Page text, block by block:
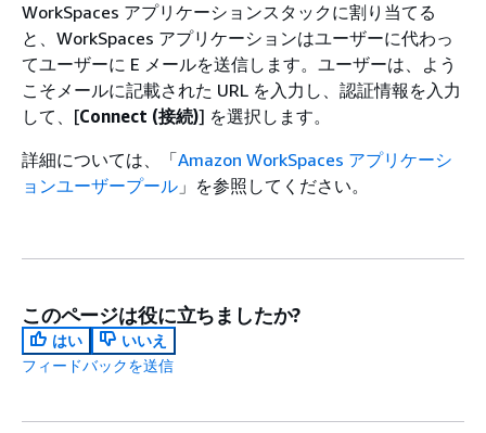
WorkSpaces アプリケーションスタックに割り当てる
と、WorkSpaces アプリケーションはユーザーに代わっ
てユーザーに E メールを送信します。ユーザーは、よう
こそメールに記載された URL を入力し、認証情報を入力
して、[Connect (接続)] を選択します。
詳細については、「Amazon WorkSpaces アプリケーシ
ョンユーザープール 」を参照してください。
このページは役に立ちましたか?
はい
いいえ
フィードバックを送信